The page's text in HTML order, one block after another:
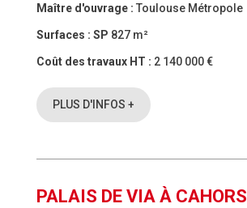
Maître d'ouvrage : Toulouse Métropole
Surfaces : SP 827 m²
Coût des travaux HT : 2 140 000 €
PLUS D'INFOS +
PALAIS DE VIA À CAHORS